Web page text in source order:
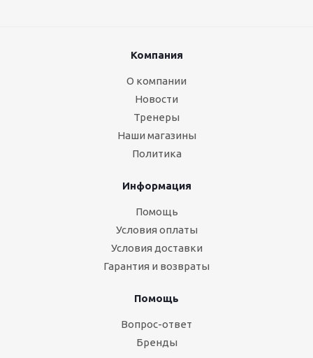
Компания
О компании
Новости
Тренеры
Наши магазины
Политика
Информация
Помощь
Условия оплаты
Условия доставки
Гарантия и возвраты
Помощь
Вопрос-ответ
Бренды